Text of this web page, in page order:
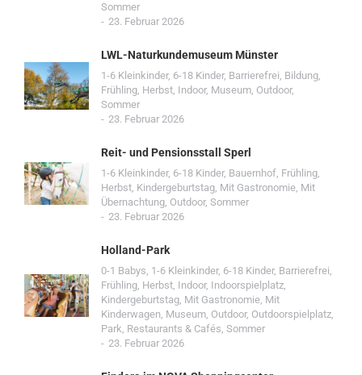
Sommer
23. Februar 2026
LWL-Naturkundemuseum Münster
1-6 Kleinkinder, 6-18 Kinder, Barrierefrei, Bildung,
Frühling, Herbst, Indoor, Museum, Outdoor,
Sommer
23. Februar 2026
Reit- und Pensionsstall Sperl
1-6 Kleinkinder, 6-18 Kinder, Bauernhof, Frühling,
Herbst, Kindergeburtstag, Mit Gastronomie, Mit
Übernachtung, Outdoor, Sommer
23. Februar 2026
Holland-Park
0-1 Babys, 1-6 Kleinkinder, 6-18 Kinder, Barrierefrei,
Frühling, Herbst, Indoor, Indoorspielplatz,
Kindergeburtstag, Mit Gastronomie, Mit
Kinderwagen, Museum, Outdoor, Outdoorspielplatz,
Park, Restaurants & Cafés, Sommer
23. Februar 2026